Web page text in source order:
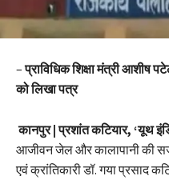
–प्राविधिक शिक्षा मंत्री आशीष
को लिखा पत्र
कानपुर | प्रशांत कटियार, ‘यूथ
आजीवन जेल और कालापानी की
एवं क्रांतिकारी डॉ. गया प्रसाद